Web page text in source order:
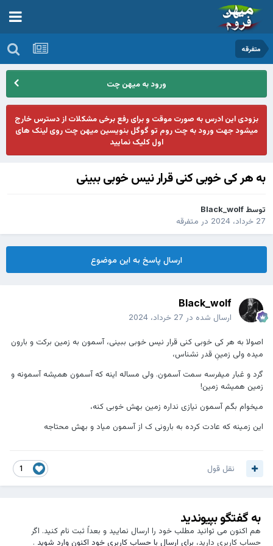
متفرقه
ورود به میهن چت
بزودی این ادرس به صورت موقت و برای رفع برخی مشکلات از دسترس خارج
میشود جهت ورود به چت روم تو گوگل بنویسین میهن چت روی لینک های
اول کلیک نمایید
به هر کی خوبی کنی قرار نیس خوبی ببینی
توسط Black_wolf
27 خرداد، 2024
در متفرقه
ارسال پاسخ به این موضوع
Black_wolf
ارسال شده در 27 خرداد، 2024
اصولا به هر کی خوبی کنی قرار نیس خوبی ببینی، آسمون به زمین برکت و بارون
میده ولی زمینِ قدر نشناس،
گرد و غبار میفرسه سمت آسمون. ولی مساله اینه که آسمون همیشه آسمونه و
زمین همیشه زمین!
میخوام بگم آسمون نیازی نداره زمین بهش خوبی کنه،
این زمینه که عادت کرده به بارونی ک از آسمون میاد و بهش محتاجه
نقل قول
به گفتگو بپیوندید
هم اکنون می توانید مطلب خود را ارسال نمایید و بعداً ثبت نام کنید. اگر
حساب کاربری دارید، برای ارسال با حساب کاربری خود اکنون وارد شوید.